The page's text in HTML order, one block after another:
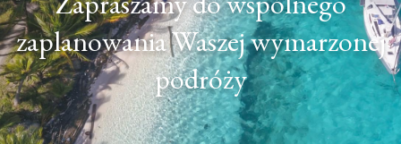
zaplanowania Waszej wymarzonej
podróży